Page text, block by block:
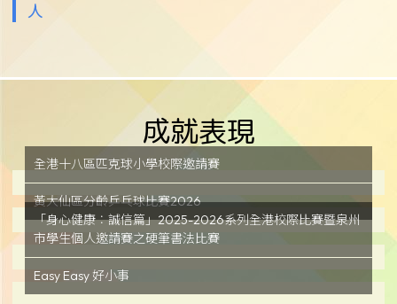
人
成就表現
全港十八區匹克球小學校際邀請賽
黃大仙區分齡乒乓球比賽2026
「身心健康︰誠信篇」2025-2026系列全港校際比賽暨泉州
市學生個人邀請賽之硬筆書法比賽
Easy Easy 好小事